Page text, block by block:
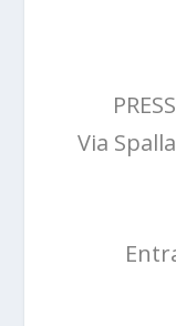
Via